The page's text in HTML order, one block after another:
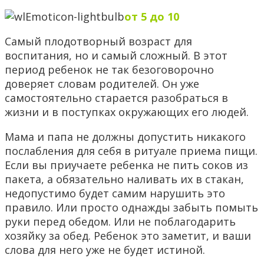
от 5 до 10
Самый плодотворный возраст для
воспитания, но и самый сложный. В этот
период ребенок не так безоговорочно
доверяет словам родителей. Он уже
самостоятельно старается разобраться в
жизни и в поступках окружающих его людей.
Мама и папа не должны допустить никакого
послабления для себя в ритуале приема пищи.
Если вы приучаете ребенка не пить соков из
пакета, а обязательно наливать их в стакан,
недопустимо будет самим нарушить это
правило. Или просто однажды забыть помыть
руки перед обедом. Или не поблагодарить
хозяйку за обед. Ребенок это заметит, и ваши
слова для него уже не будет истиной.